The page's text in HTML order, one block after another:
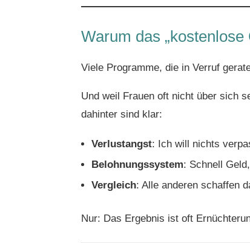
Warum das
Viele Programme, die in Verruf
Und weil Frauen oft nicht über sich
dahinter sind klar:
Verlustangst: Ich will nichts
Belohnungssystem: Schnell
Vergleich: Alle anderen schaffen
Nur: Das Ergebnis ist oft